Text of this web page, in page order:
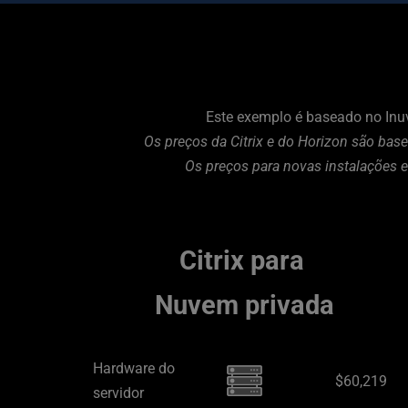
Este exemplo é baseado no
Os preços da Citrix e do Horizon são
Os preços para novas
Citrix para
Nuvem privada
Hardware do
servidor
$60,219